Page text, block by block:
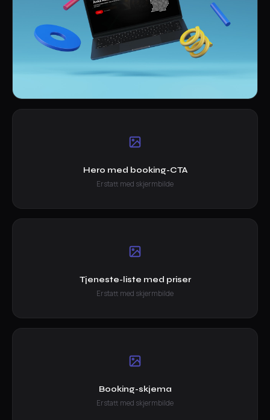
Hero med booking-CTA
Erstatt med skjermbilde
Tjeneste-liste med priser
Erstatt med skjermbilde
Booking-skjema
Erstatt med skjermbilde